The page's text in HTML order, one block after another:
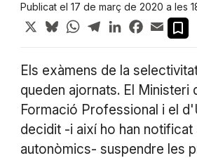
Publicat el 17 de març de 2020 a les
X BlueskyWhatsApp
TelegramLinkedInFacebook
Email
Els exàmens de la
queden ajornats. El Ministeri
Formació Professional i el
decidit -i així ho han notificat
autonòmics- suspendre les